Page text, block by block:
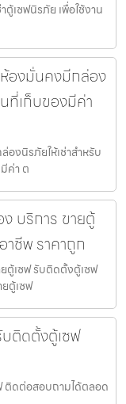
เซฟนิรภัย เพื่อใช้งาน
องมั่นคงมีกล่อง
นที่เก็บของมีค่า
งนิรภัยให้เช่าสำหรับ
ค่า ต
บริการ ขายตู้
ชีพ ราคาถูก
ตู้เซฟ รับติดตั้งตู้เซฟ
ตู้เซฟ
บติดตั้งตู้เซฟ
ติดต่อสอบถามได้ตลอด